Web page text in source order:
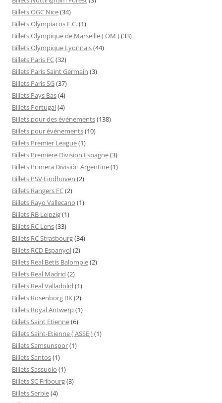
Billets OGC Nice(34)
Billets Olympiacos F.C.(1)
Billets Olympique de Marseille ( OM )(33)
Billets Olympique Lyonnais(44)
Billets Paris FC(32)
Billets Paris Saint Germain (3)
Billets Paris SG(37)
Billets Pays Bas(4)
Billets Portugal(4)
Billets pour des événements(138)
Billets pour événements(10)
Billets Premier League(1)
Billets Premiere Division Espagne(3)
Billets Primera División Argentine(1)
Billets PSV Eindhoven (2)
Billets Rangers FC(2)
Billets Rayo Vallecano (1)
Billets RB Leipzig(1)
Billets RC Lens(33)
Billets RC Strasbourg(34)
Billets RCD Espanyol(2)
Billets Real Betis Balompie(2)
Billets Real Madrid (2)
Billets Real Valladolid (1)
Billets Rosenborg BK(2)
Billets Royal Antwerp(1)
Billets Saint Etienne(6)
Billets Saint-Etienne ( ASSE )(1)
Billets Samsunspor(1)
Billets Santos(1)
Billets Sassuolo (1)
Billets SC Fribourg(3)
Billets Serbie(4)